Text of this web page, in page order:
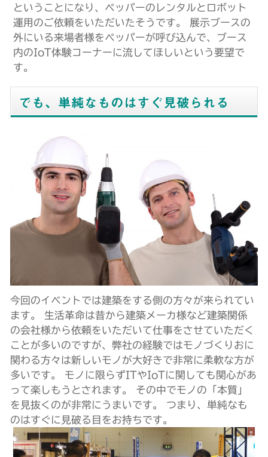
ということになり、ペッパーのレンタルとロボット
運用のご依頼をいただいたそうです。 展示ブースの
外にいる来場者様をペッパーが呼び込んで、ブース
内のIoT体験コーナーに流してほしいという要望で
す。
でも、単純なものはすぐ見破られる
今回のイベントでは建築をする側の方々が来られてい
ます。 生活革命は昔から建築メーカ様など建築関係
の会社様から依頼をいただいて仕事をさせていただく
ことが多いのですが、弊社の経験ではモノづくりおに
関わる方々は新しいモノが大好きで非常に柔軟な方が
多いです。 モノに限らずITやIoTに関しても関心があ
って楽しもうとされます。 その中でモノの「本質」
を見抜くのが非常にうまいです。 つまり、単純なも
のはすぐに見破る目をお持ちです。